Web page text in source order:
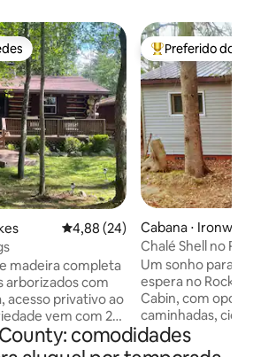
4,88 de uma avaliação média
4,88 (24)
madeira completa
arborizados com
acesso privativo ao
com um chuveiro,
Entre os
Preferido dos
Cabana ⋅
Chalé Shell no
Um sonho para
espera no
Cabin, com
caminhadas,
barco e muito mais. Aprecie a
seu deck
comodidades